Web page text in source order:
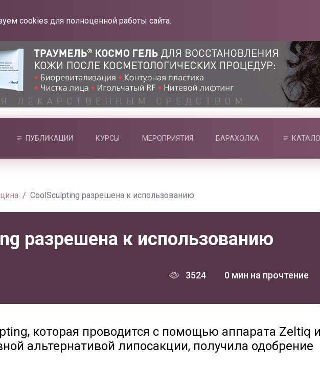
cookies для полноценной работы сайта.
ПУБЛИКАЦИИ КУРСЫ МЕРОПРИЯТИЯ БАРАХОЛКА
CoolSculpting разрешена к использованию
разрешена к использованию
3524 0 мин на прочтение
которая проводится с помощью аппарата Zeltiq и
альтернативой липосакции, получила одобрение